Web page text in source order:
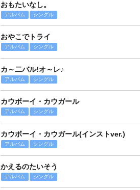
おもたいなし。
アルバム シングル
おやこでトライ
アルバム シングル
カ～二バル!オ～レ♪
アルバム シングル
カウボーイ・カウガール
アルバム シングル
カウボーイ・カウガール(インストver.)
アルバム シングル
かえるのたいそう
アルバム シングル